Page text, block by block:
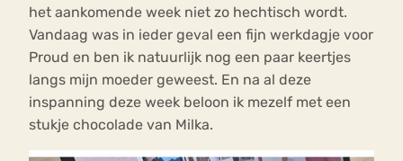
het aankomende week niet zo hechtisch wordt.
Vandaag was in ieder geval een fijn werkdagje voor
Proud en ben ik natuurlijk nog een paar keertjes
langs mijn moeder geweest. En na al deze
inspanning deze week beloon ik mezelf met een
stukje chocolade van Milka.